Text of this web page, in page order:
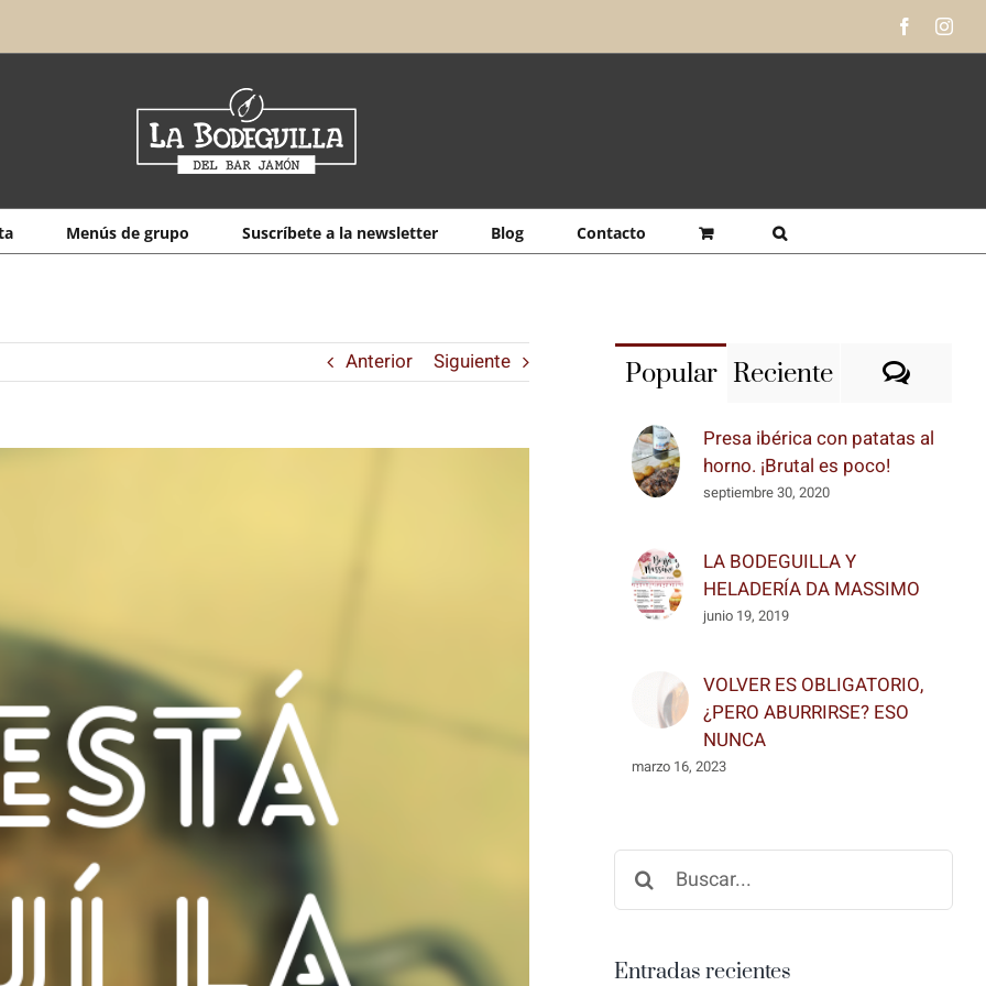
Facebook
Menús de grupo Suscríbete a la newsletter Blog Contacto
Anterior Siguiente Popular Reciente
Presa ibérica con patatas al
horno. ¡Brutal es poco!
septiembre 30, 2020
LA BODEGUILLA Y
HELADERÍA DA MASSIMO
junio 19, 2019
VOLVER ES OBLIGATORIO,
¿PERO ABURRIRSE? ESO
NUNCA
marzo 16, 2023
Buscar:
Entradas recientes